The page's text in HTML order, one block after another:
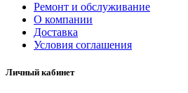
Ремонт и обслуживание
О компании
Доставка
Условия соглашения
Личный кабинет